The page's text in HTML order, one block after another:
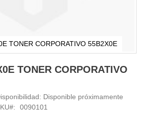
TONER CORPORATIVO 55B2X0E
TONER CORPORATIVO
Disponible próximamente
0090101